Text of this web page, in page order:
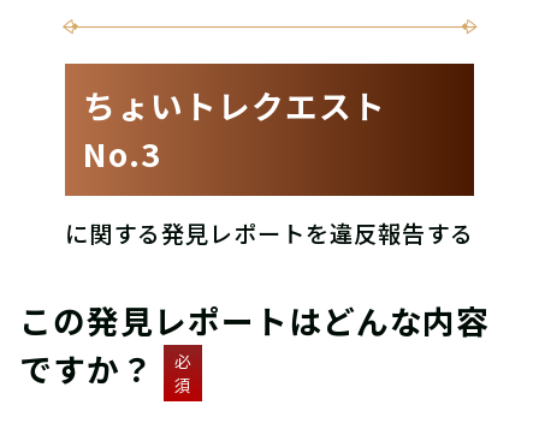
ちょいトレクエスト
No.3
に関する発見レポートを違反報告する
この発見レポートはどんな内容
ですか？
必
須